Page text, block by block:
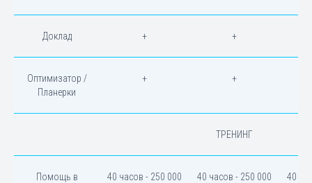
Доклад + +
Оптимизатор /
Планерки
+ +
ТРЕНИНГ
Помощь в
40 часов - 250 000
40 часов - 250 000
40